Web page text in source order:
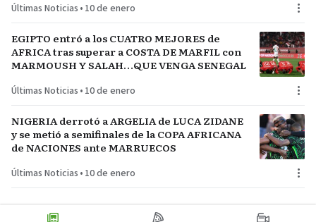
Últimas Noticias • 10 de enero
EGIPTO entró a los CUATRO MEJORES de
AFRICA tras superar a COSTA DE MARFIL con
MARMOUSH Y SALAH…QUE VENGA SENEGAL
Últimas Noticias • 10 de enero
NIGERIA derrotó a ARGELIA de LUCA ZIDANE
y se metió a semifinales de la COPA AFRICANA
de NACIONES ante MARRUECOS
Últimas Noticias • 10 de enero